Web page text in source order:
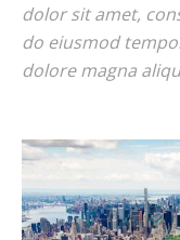
dolor sit amet,
do eiusmod
dolore magna